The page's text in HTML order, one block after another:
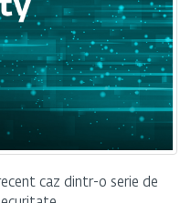
caz dintr-o serie de